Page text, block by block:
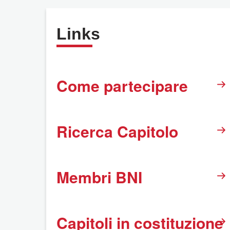
Links
Come partecipare
Ricerca Capitolo
Membri BNI
Capitoli in costituzione